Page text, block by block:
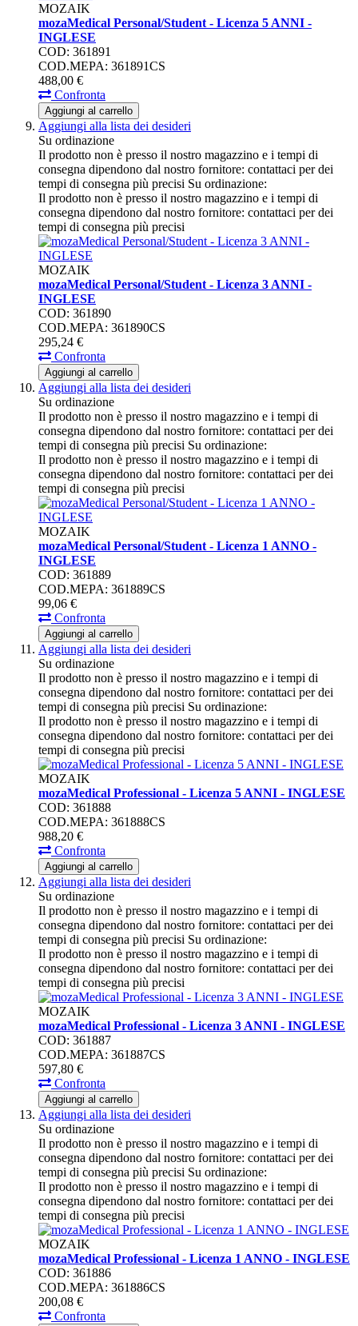
MOZAIK
mozaMedical Personal/Student - Licenza 5 ANNI -
INGLESE
COD: 361891
COD.MEPA: 361891CS
488,00 €
Confronta
Aggiungi al carrello
Aggiungi alla lista dei desideri
Su ordinazione
Il prodotto non è presso il nostro magazzino e i tempi di
consegna dipendono dal nostro fornitore: contattaci per dei
tempi di consegna più precisi Su ordinazione:
Il prodotto non è presso il nostro magazzino e i tempi di
consegna dipendono dal nostro fornitore: contattaci per dei
tempi di consegna più precisi
MOZAIK
mozaMedical Personal/Student - Licenza 3 ANNI -
INGLESE
COD: 361890
COD.MEPA: 361890CS
295,24 €
Confronta
Aggiungi al carrello
Aggiungi alla lista dei desideri
Su ordinazione
Il prodotto non è presso il nostro magazzino e i tempi di
consegna dipendono dal nostro fornitore: contattaci per dei
tempi di consegna più precisi Su ordinazione:
Il prodotto non è presso il nostro magazzino e i tempi di
consegna dipendono dal nostro fornitore: contattaci per dei
tempi di consegna più precisi
MOZAIK
mozaMedical Personal/Student - Licenza 1 ANNO -
INGLESE
COD: 361889
COD.MEPA: 361889CS
99,06 €
Confronta
Aggiungi al carrello
Aggiungi alla lista dei desideri
Su ordinazione
Il prodotto non è presso il nostro magazzino e i tempi di
consegna dipendono dal nostro fornitore: contattaci per dei
tempi di consegna più precisi Su ordinazione:
Il prodotto non è presso il nostro magazzino e i tempi di
consegna dipendono dal nostro fornitore: contattaci per dei
tempi di consegna più precisi
MOZAIK
mozaMedical Professional - Licenza 5 ANNI - INGLESE
COD: 361888
COD.MEPA: 361888CS
988,20 €
Confronta
Aggiungi al carrello
Aggiungi alla lista dei desideri
Su ordinazione
Il prodotto non è presso il nostro magazzino e i tempi di
consegna dipendono dal nostro fornitore: contattaci per dei
tempi di consegna più precisi Su ordinazione:
Il prodotto non è presso il nostro magazzino e i tempi di
consegna dipendono dal nostro fornitore: contattaci per dei
tempi di consegna più precisi
MOZAIK
mozaMedical Professional - Licenza 3 ANNI - INGLESE
COD: 361887
COD.MEPA: 361887CS
597,80 €
Confronta
Aggiungi al carrello
Aggiungi alla lista dei desideri
Su ordinazione
Il prodotto non è presso il nostro magazzino e i tempi di
consegna dipendono dal nostro fornitore: contattaci per dei
tempi di consegna più precisi Su ordinazione:
Il prodotto non è presso il nostro magazzino e i tempi di
consegna dipendono dal nostro fornitore: contattaci per dei
tempi di consegna più precisi
MOZAIK
mozaMedical Professional - Licenza 1 ANNO - INGLESE
COD: 361886
COD.MEPA: 361886CS
200,08 €
Confronta